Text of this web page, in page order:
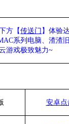
方【传送门 】体验
系列电脑、渣渣
游戏极致魅力~
安卓点